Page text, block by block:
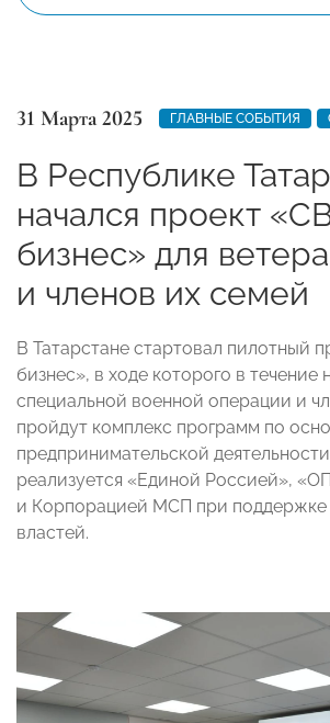
31 Марта 2025 ГЛАВНЫЕ СОБЫТИЯ
В Республике
начался проект
бизнес» для
и членов их семей
В Татарстане стартовал пилотный
бизнес», в ходе которого в течение
специальной военной операции и
пройдут комплекс программ по
предпринимательской
реализуется «Единой Россией»,
и Корпорацией МСП при поддержке
властей.